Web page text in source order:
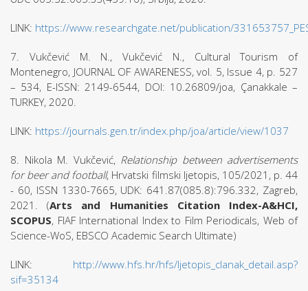
LINK: https://www.researchgate.net/publication/
7. Vukčević M. N., Vukčević N., Cultural Tourism of
Montenegro, JOURNAL OF AWARENESS, vol. 5, Issue 4, p. 527
– 534, E-ISSN: 2149-6544, DOI: 10.26809/joa, Çanakkale –
TURKEY, 2020.
LINK: https://journals.gen.tr/index.php/joa/article/view/1037
8. Nikola M. Vukčević, Relationship between advertisements
for beer and football, Hrvatski filmski ljetopis, 105/2021, p. 44
- 60, ISSN 1330-7665, UDK: 641.87(085.8):796.332, Zagreb,
2021. (Arts and Humanities Citation Index-A&HCI,
SCOPUS, FIAF International Index to Film Periodicals, Web of
Science-WoS, EBSCO Academic Search Ultimate)
LINK: http://www.hfs.hr/hfs/ljetopis_clanak_detail.asp?
sif=35134